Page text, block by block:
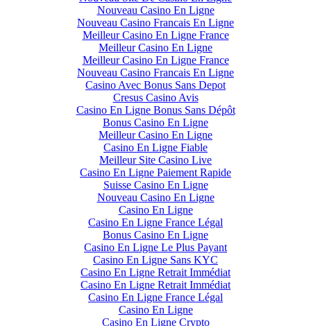
Nouveau Casino En Ligne
Nouveau Casino Francais En Ligne
Meilleur Casino En Ligne France
Meilleur Casino En Ligne
Meilleur Casino En Ligne France
Nouveau Casino Francais En Ligne
Casino Avec Bonus Sans Depot
Cresus Casino Avis
Casino En Ligne Bonus Sans Dépôt
Bonus Casino En Ligne
Meilleur Casino En Ligne
Casino En Ligne Fiable
Meilleur Site Casino Live
Casino En Ligne Paiement Rapide
Suisse Casino En Ligne
Nouveau Casino En Ligne
Casino En Ligne
Casino En Ligne France Légal
Bonus Casino En Ligne
Casino En Ligne Le Plus Payant
Casino En Ligne Sans KYC
Casino En Ligne Retrait Immédiat
Casino En Ligne Retrait Immédiat
Casino En Ligne France Légal
Casino En Ligne
Casino En Ligne Crypto